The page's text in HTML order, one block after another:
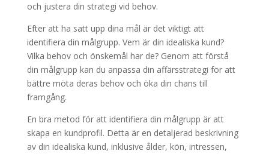
och justera din strategi vid behov.
Efter att ha satt upp dina mål är det viktigt att
identifiera din målgrupp. Vem är din idealiska kund?
Vilka behov och önskemål har de? Genom att förstå
din målgrupp kan du anpassa din affärsstrategi för att
bättre möta deras behov och öka din chans till
framgång.
En bra metod för att identifiera din målgrupp är att
skapa en kundprofil. Detta är en detaljerad beskrivning
av din idealiska kund, inklusive ålder, kön, intressen,